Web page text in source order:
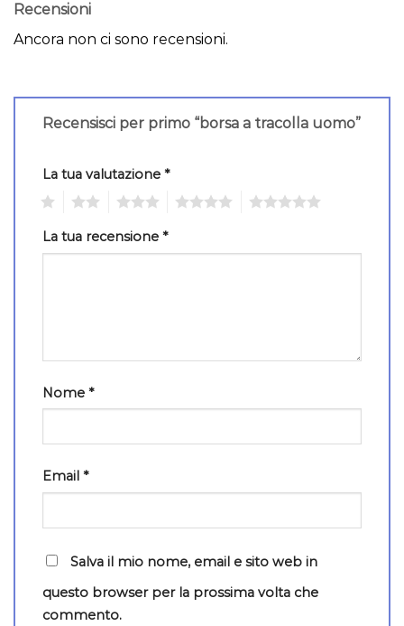
Recensioni
Ancora non ci sono recensioni.
Recensisci per primo “borsa a tracolla uomo”
La tua valutazione *
La tua recensione *
Nome *
Email *
Salva il mio nome, email e sito web in
questo browser per la prossima volta che
commento.